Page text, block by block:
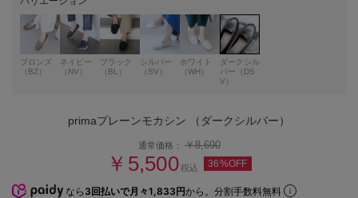
ブロンズ
（BZ）
ネイビー
（NV）
ブラック
（BL）
シルバー
（SV）
ホワイト
（WH）
ダークシル
バー（DS
V）
primaプレーンモカシン （ダークシルバー）
通常価格：￥8,690
￥5,500税込 36%OFF
なら 3回払いで月々1,833円から。分割手数料無料